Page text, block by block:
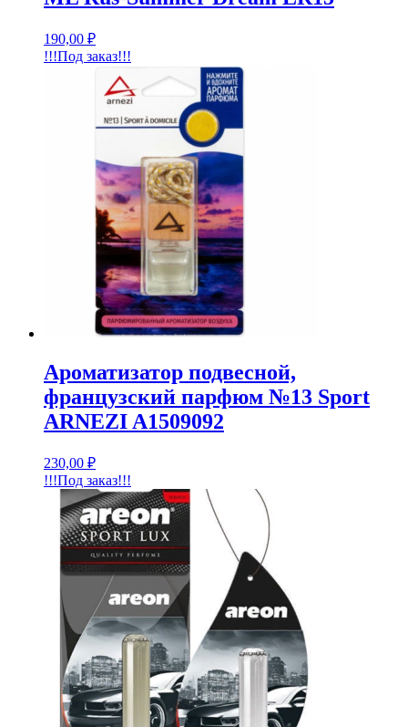
190,00 ₽
!!!Под заказ!!!
Ароматизатор подвесной,
французский парфюм №13 Sport
ARNEZI A1509092
230,00 ₽
!!!Под заказ!!!